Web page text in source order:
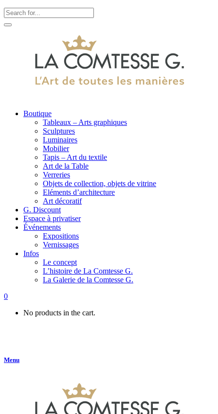
Boutique
Tableaux – Arts graphiques
Sculptures
Luminaires
Mobilier
Tapis – Art du textile
Art de la Table
Verreries
Objets de collection, objets de vitrine
Eléments d’architecture
Art décoratif
G. Discount
Espace à privatiser
Événements
Expositions
Vernissages
Infos
Le concept
L’histoire de La Comtesse G.
La Galerie de la Comtesse G.
0
No products in the cart.
Menu